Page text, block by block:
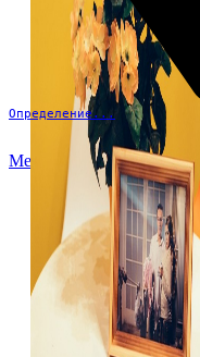
Определение...
Меню